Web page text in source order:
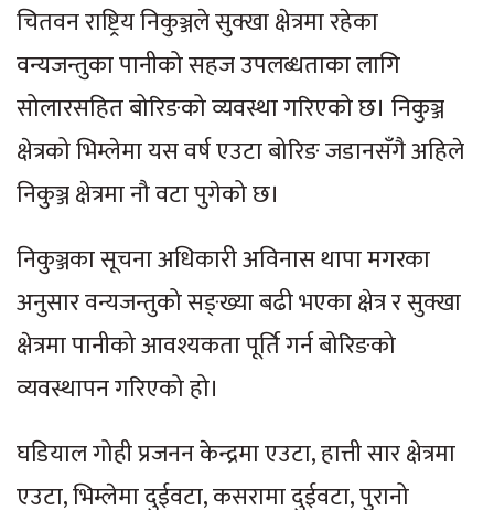
चितवन राष्ट्रिय निकुञ्जले सुक्खा क्षेत्रमा रहेका
वन्यजन्तुका पानीको सहज उपलब्धताका लागि
सोलारसहित बोरिङको व्यवस्था गरिएको छ। निकुञ्ज
क्षेत्रको भिम्लेमा यस वर्ष एउटा बोरिङ जडानसँगै अहिले
निकुञ्ज क्षेत्रमा नौ वटा पुगेको छ।
निकुञ्जका सूचना अधिकारी अविनास थापा मगरका
अनुसार वन्यजन्तुको सङ्ख्या बढी भएका क्षेत्र र सुक्खा
क्षेत्रमा पानीको आवश्यकता पूर्ति गर्न बोरिङको
व्यवस्थापन गरिएको हो।
घडियाल गोही प्रजनन केन्द्रमा एउटा, हात्ती सार क्षेत्रमा
एउटा, भिम्लेमा दुईवटा, कसरामा दुईवटा, पुरानो